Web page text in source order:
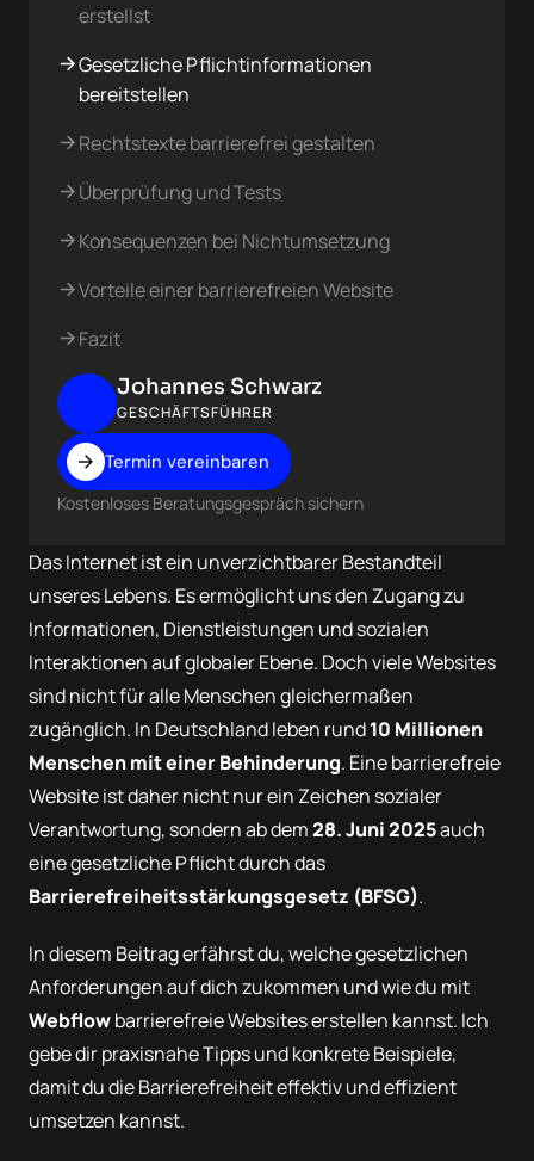
erstellst
Gesetzliche Pflichtinformationen
bereitstellen
Rechtstexte barrierefrei gestalten
Überprüfung und Tests
Konsequenzen bei Nichtumsetzung
Vorteile einer barrierefreien Website
Fazit
Johannes Schwarz
GESCHÄFTSFÜHRER
Termin vereinbaren
Kostenloses Beratungsgespräch sichern
Das Internet ist ein unverzichtbarer Bestandteil
unseres Lebens. Es ermöglicht uns den Zugang zu
Informationen, Dienstleistungen und sozialen
Interaktionen auf globaler Ebene. Doch viele Websites
sind nicht für alle Menschen gleichermaßen
zugänglich. In Deutschland leben rund10 Millionen
Menschen mit einer Behinderung. Eine barrierefreie
Website ist daher nicht nur ein Zeichen sozialer
Verantwortung, sondern ab dem28. Juni 2025auch
eine gesetzliche Pflicht durch das
Barrierefreiheitsstärkungsgesetz (BFSG).
In diesem Beitrag erfährst du, welche gesetzlichen
Anforderungen auf dich zukommen und wie du mit
Webflowbarrierefreie Websites erstellen kannst. Ich
gebe dir praxisnahe Tipps und konkrete Beispiele,
damit du die Barrierefreiheit effektiv und effizient
umsetzen kannst.